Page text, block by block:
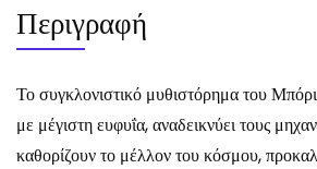
Περιγραφή
Το συγκλονιστικό μυθιστόρημα του
με μέγιστη ευφυΐα, αναδεικνύει τους
καθορίζουν το μέλλον του κόσμου,